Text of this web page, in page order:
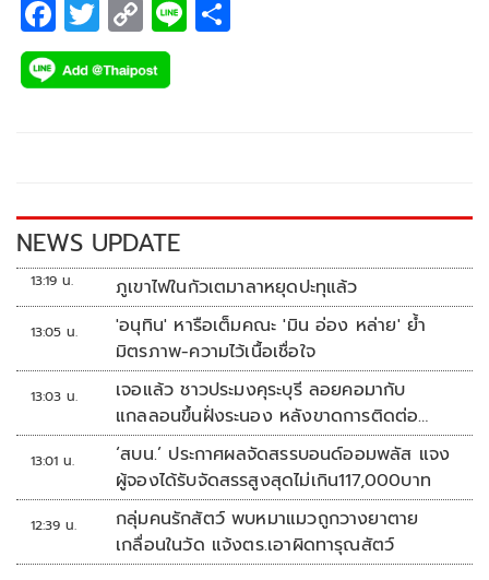
F
ac
e
k
T
wi
tt
C
o
p
k
Li
NEWS UPDATE
13:19 น. ภูเขาไฟในกัวเตมาลาหยุดปะทุแล้ว
13:05 น.
'อนุทิน' หารือเต็มคณะ 'มิน อ่อง หล่าย' ย้ำ
มิตรภาพ-ความไว้เนื้อเชื่อใจ
13:03 น.
เจอแล้ว ชาวประมงคุระบุรี ลอยคอมากับ
แกลลอนขึ้นฝั่งระนอง หลังขาดการติดต่อ
หลายวัน
13:01 น.
‘สบน.’ ประกาศผลจัดสรรบอนด์ออมพลัส แจง
ผู้จองได้รับจัดสรรสูงสุดไม่เกิน117,000บาท
12:39 น.
กลุ่มคนรักสัตว์ พบหมาแมวถูกวางยาตาย
เกลื่อนในวัด แจ้งตร.เอาผิดทารุณสัตว์